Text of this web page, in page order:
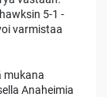
5-1 -
varmistaa
mukana
Anaheimia